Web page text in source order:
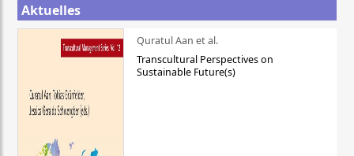
Aktuelles
Quratul Aan et al.
Transcultural Perspectives on
Sustainable Future(s)